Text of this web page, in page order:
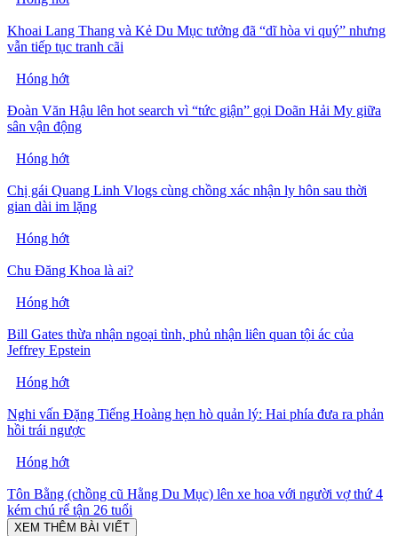
Khoai Lang Thang và Kẻ Du Mục tưởng đã “dĩ hòa vi quý” nhưng
vẫn tiếp tục tranh cãi
Hóng hớt
Đoàn Văn Hậu lên hot search vì “tức giận” gọi Doãn Hải My giữa
sân vận động
Hóng hớt
Chị gái Quang Linh Vlogs cùng chồng xác nhận ly hôn sau thời
gian dài im lặng
Hóng hớt
Chu Đăng Khoa là ai?
Hóng hớt
Bill Gates thừa nhận ngoại tình, phủ nhận liên quan tội ác của
Jeffrey Epstein
Hóng hớt
Nghi vấn Đặng Tiếng Hoàng hẹn hò quản lý: Hai phía đưa ra phản
hồi trái ngược
Hóng hớt
Tôn Bằng (chồng cũ Hằng Du Mục) lên xe hoa với người vợ thứ 4
kém chú rể tận 26 tuổi
XEM THÊM BÀI VIẾT